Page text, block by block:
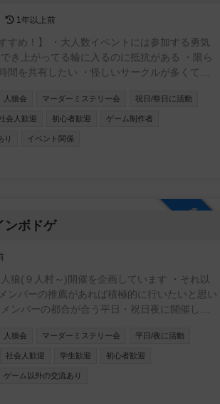
1年以上前
すめ！】 ・大人数イベントには参加する勇気
き上がってる輪に入るのに抵抗がある ・限ら
間を共有したい ・怪しいサークルが多くて入
てみたい！ 等々。 不安要素は払拭でき
も全部できちゃいます♩⭐️ 【ゆるイベ嫌い
日程】 ・土日祝日 ・平日
他人の迷惑になる行為禁止 ・ナンパ目的での
人狼会 マーダーミステリー会 祝日/祭日に活動
会人歓迎 初心者歓迎 ゲーム制作者
り イベント関係
ンボドゲ
狼(９人村～)開催を企画しています ・それ以
ンバーの推薦があれば積極的に行いたいと思い
ンバーの都合が合う平日・祝日夜に開催しま
いきたいと思います
人狼会 マーダーミステリー会 平日/夜に活動
社会人歓迎 学生歓迎 初心者歓迎
ゲーム以外の交流あり